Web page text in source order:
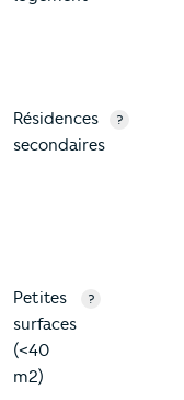
Résidences
secondaires
?
Petites
surfaces
(<40
m2)
?